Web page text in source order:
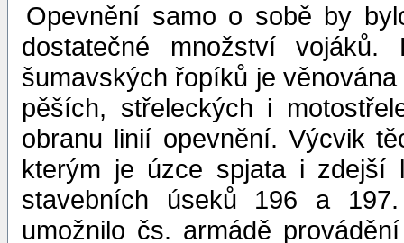
Opevnění samo o sobě by
dostatečné množství
šumavských řopíků je
pěších, střeleckých i
obranu linií opevnění. Výcvik
kterým je úzce spjata i zdejší
stavebních úseků 196 a
umožnilo čs. armádě